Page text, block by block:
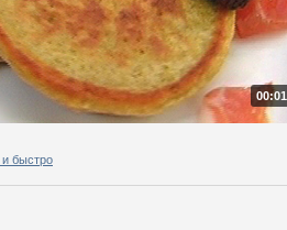
и быстро